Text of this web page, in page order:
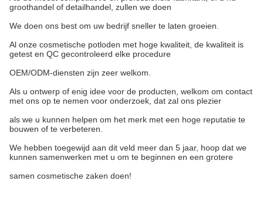
groothandel of detailhandel, zullen we doen
We doen ons best om uw bedrijf sneller te laten groeien.
Al onze cosmetische potloden met hoge kwaliteit, de kwaliteit is
getest en QC gecontroleerd elke procedure
OEM/ODM-diensten zijn zeer welkom.
Als u ontwerp of enig idee voor de producten, welkom om contact
met ons op te nemen voor onderzoek, dat zal ons plezier
als we u kunnen helpen om het merk met een hoge reputatie te
bouwen of te verbeteren.
We hebben toegewijd aan dit veld meer dan 5 jaar, hoop dat we
kunnen samenwerken met u om te beginnen en een grotere
samen cosmetische zaken doen!